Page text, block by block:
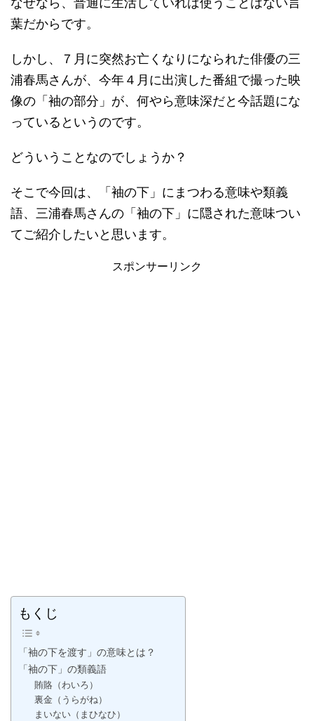
葉だからです。
しかし、７月に突然お亡くなりになられた俳優の三
浦春馬さんが、今年４月に出演した番組で撮った映
像の「袖の部分」が、何やら意味深だと今話題にな
っているというのです。
どういうことなのでしょうか？
そこで今回は、「袖の下」にまつわる意味や類義
語、三浦春馬さんの「袖の下」に隠された意味つい
てご紹介したいと思います。
スポンサーリンク
もくじ
「袖の下を渡す」の意味とは？
「袖の下」の類義語
賄賂（わいろ）
裏金（うらがね）
まいない（まひなひ）